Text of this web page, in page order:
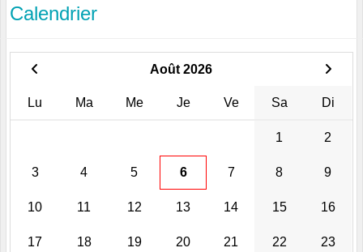
Calendrier
Août 2026
Lu Ma Me Je Ve Sa Di
1 2
3 4 5 6 7 8 9
10 11 12 13 14 15 16
17 18 19 20 21 22 23